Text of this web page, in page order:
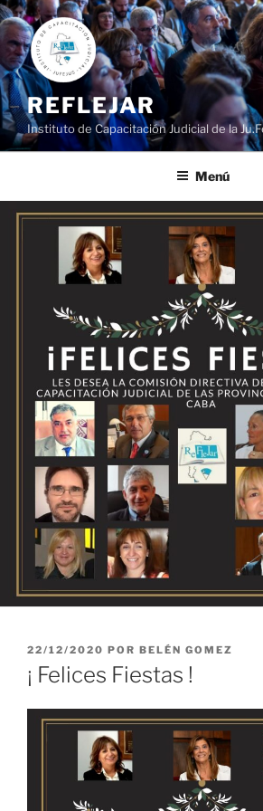
Ir
al
contenido
REFLEJAR
Instituto de Capacitación Judicial de la
Menú
PUBLICADO
EL
22/12/2020 POR BELÉN GOMEZ
¡ Felices Fiestas !